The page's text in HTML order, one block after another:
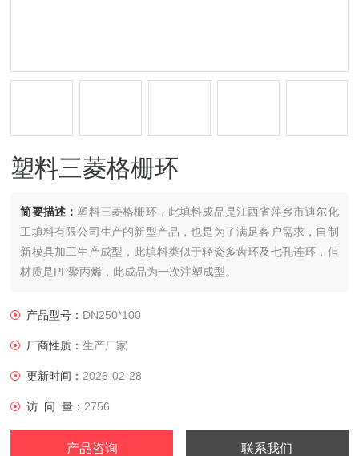
塑料三菱格栅环
简要描述： 塑料三菱格栅环，此填料成品是江西省萍乡市迪尔化
工填料有限公司生产的新型产品，也是为了满足客户需求，自制
新模具加工生产成型，此填料类似于轻瓷多齿环及七孔连环，但
材质是PP聚丙烯，此成品为一次注塑成型。
产品型号： DN250*100
厂商性质：生产厂家
更新时间： 2026-02-28
访 问 量： 2756
产品咨询 联系我们